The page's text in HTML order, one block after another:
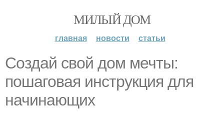
МИЛЫЙ ДОМ
главная новости статьи
Создай свой дом мечты:
пошаговая инструкция для
начинающих